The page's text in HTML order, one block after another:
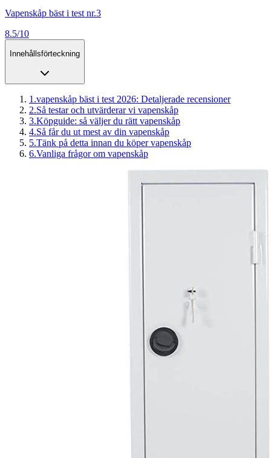
Vapenskåp bäst i test nr.3
8.5/10
Innehållsförteckning
1 .vapenskåp bäst i test 2026: Detaljerade recensioner
2.Så testar och utvärderar vi vapenskåp
3.Köpguide: så väljer du rätt vapenskåp
4.Så får du ut mest av din vapenskåp
5.Tänk på detta innan du köper vapenskåp
6.Vanliga frågor om vapenskåp